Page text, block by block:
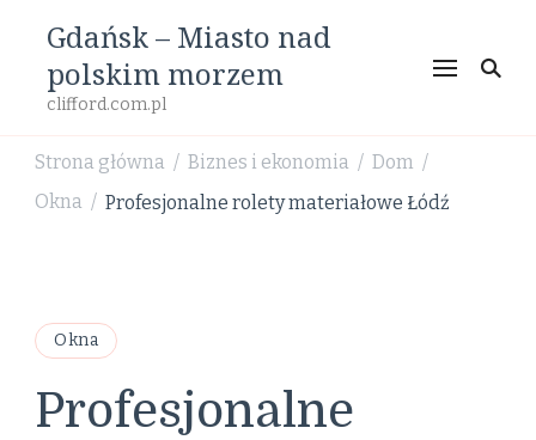
Gdańsk – Miasto nad
polskim morzem
clifford.com.pl
Strona główna / Biznes i ekonomia / Dom /
Okna / Profesjonalne rolety materiałowe Łódź
Okna
Profesjonalne